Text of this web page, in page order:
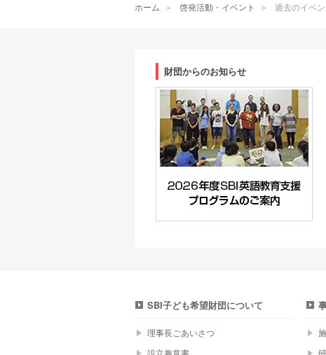
ホーム ＞ 啓発活動・イベント ＞ 過去のイベ
財団からのお知らせ
SBI子ども希望財団について
理事長ごあいさつ
設立趣意書